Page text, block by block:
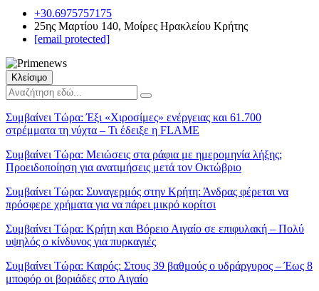
+30.6975757175
25ης Μαρτίου 140, Μοίρες Ηρακλείου Κρήτης
[email protected]
Κλείσιμο
Συμβαίνει Τώρα: Έξι «Χιροσίμες» ενέργειας και 61.700
στρέμματα τη νύχτα – Τι έδειξε η FLAME
Συμβαίνει Τώρα: Μειώσεις στα ράφια με ημερομηνία λήξης;
Προειδοποίηση για ανατιμήσεις μετά τον Οκτώβριο
Συμβαίνει Τώρα: Συναγερμός στην Κρήτη: Άνδρας φέρεται να
πρόσφερε χρήματα για να πάρει μικρό κορίτσι
Συμβαίνει Τώρα: Κρήτη και Βόρειο Αιγαίο σε επιφυλακή – Πολύ
υψηλός ο κίνδυνος για πυρκαγιές
Συμβαίνει Τώρα: Καιρός: Στους 39 βαθμούς ο υδράργυρος – Έως 8
μποφόρ οι βοριάδες στο Αιγαίο